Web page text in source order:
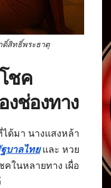
ดิ์สิทธิ์พระธาตุ
ชค
งช่องทาง
ได้มา นางแสงหล้า
บาลไทย และ หวย
คในหลายทาง เผื่อ